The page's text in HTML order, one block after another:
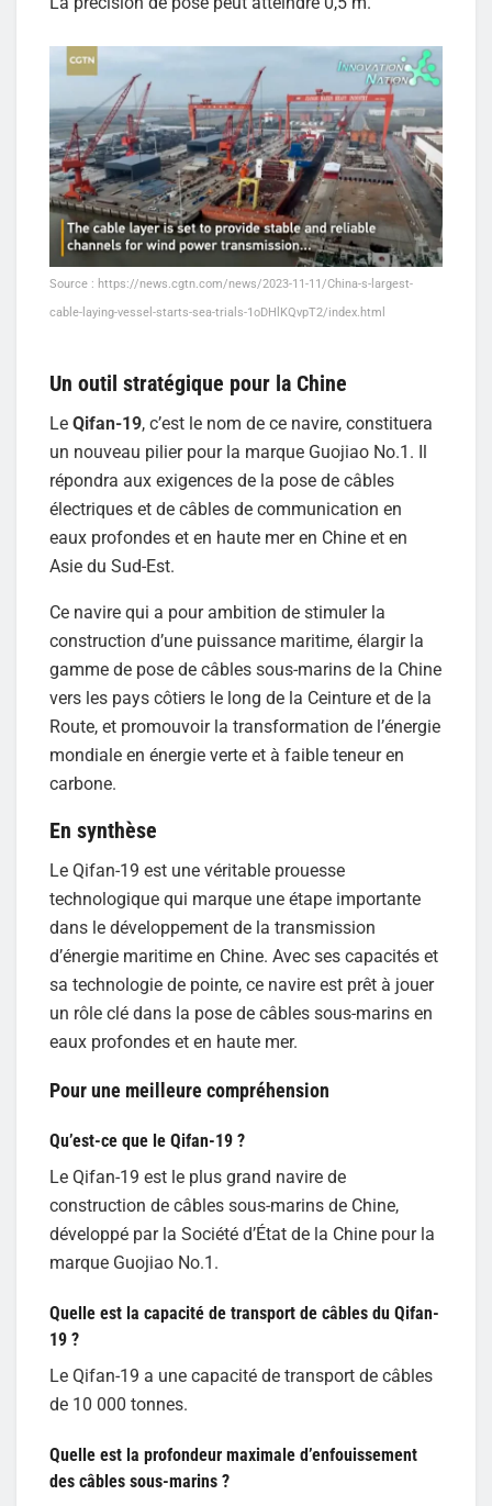
Source : https://news.cgtn.com/news/2023-11-11/China-s-largest-
cable-laying-vessel-starts-sea-trials-1oDHlKQvpT2/index.html
Un outil stratégique pour la Chine
Le Qifan-19, c’est le nom de ce navire, constituera
un nouveau pilier pour la marque Guojiao No.1. Il
répondra aux exigences de la pose de câbles
électriques et de câbles de communication en
eaux profondes et en haute mer en Chine et en
Asie du Sud-Est.
Ce navire qui a pour ambition de stimuler la
construction d’une puissance maritime, élargir la
gamme de pose de câbles sous-marins de la Chine
vers les pays côtiers le long de la Ceinture et de la
Route, et promouvoir la transformation de l’énergie
mondiale en énergie verte et à faible teneur en
carbone.
En synthèse
Le Qifan-19 est une véritable prouesse
technologique qui marque une étape importante
dans le développement de la transmission
d’énergie maritime en Chine. Avec ses capacités et
sa technologie de pointe, ce navire est prêt à jouer
un rôle clé dans la pose de câbles sous-marins en
eaux profondes et en haute mer.
Pour une meilleure compréhension
Qu’est-ce que le Qifan-19 ?
Le Qifan-19 est le plus grand navire de
construction de câbles sous-marins de Chine,
développé par la Société d’État de la Chine pour la
marque Guojiao No.1.
Quelle est la capacité de transport de câbles du Qifan-
19 ?
Le Qifan-19 a une capacité de transport de câbles
de 10 000 tonnes.
Quelle est la profondeur maximale d’enfouissement
des câbles sous-marins ?